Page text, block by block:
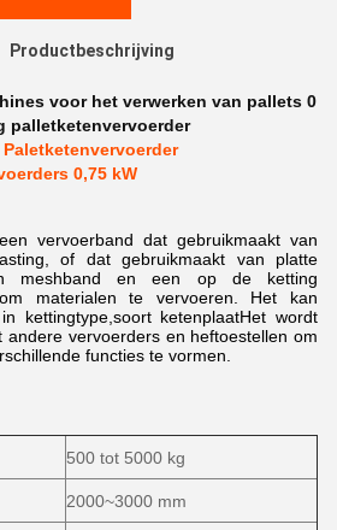
Productbeschrijving
voor het verwerken van pallets 0
palletketenvervoerder
0,75 kW
vervoerband dat gebruikmaakt van
of dat gebruikmaakt van platte
meshband en een op de ketting
materialen te vervoeren. Het kan
kettingtype,soort ketenplaatHet wordt
andere vervoerders en heftoestellen om
functies te vormen.
500 tot 5000 kg
2000~3000 mm